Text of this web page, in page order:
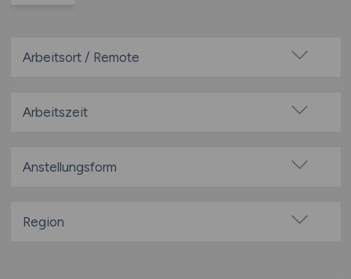
Arbeitsort / Remote
Home-Office möglich / Hybrid
Remote aus dem Ausland möglich
Arbeitszeit
Teilzeit
Anstellungsform
befristete Anstellung
Region